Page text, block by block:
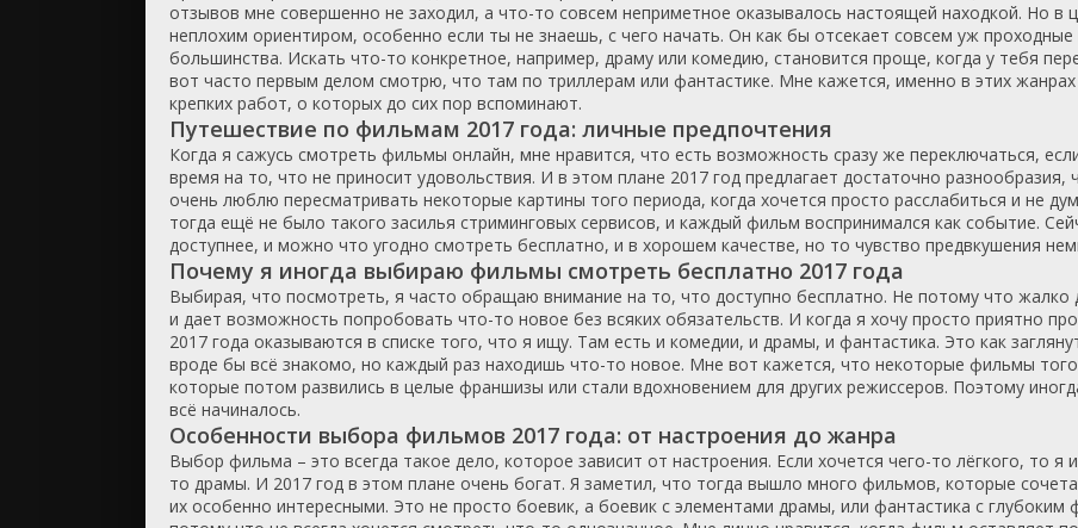
Нидерланды
Новая Зеландия
Норвегия
Панама
Парагвай
Польша
Португалия
Сербия
Сирия
Словакия
Словения
Таиланд
Турция
Украина
Уругвай
1990
1991
1992
1995
1996
1997
1998
1999
2000
2001
2002
2005
2006
2022
2023
2024
отзывов мне совершенно не заходил, а что-то совсем неприметное оказывалось настоящей находкой. Но в
неплохим ориентиром, особенно если ты не знаешь, с чего начать. Он как бы отсекает совсем уж
большинства. Искать что-то конкретное, например, драму или комедию, становится проще, когда у тебя
вот часто первым делом смотрю, что там по триллерам или фантастике. Мне кажется, именно в этих жанрах
крепких работ, о которых до сих пор вспоминают.
Путешествие по фильмам 2017 года: личные предпочтения
Когда я сажусь смотреть фильмы онлайн, мне нравится, что есть возможность сразу же переключаться,
время на то, что не приносит удовольствия. И в этом плане 2017 год предлагает достаточно
очень люблю пересматривать некоторые картины того периода, когда хочется просто расслабиться и не
тогда ещё не было такого засилья стриминговых сервисов, и каждый фильм воспринимался как событие.
доступнее, и можно что угодно смотреть бесплатно, и в хорошем качестве, но то чувство предвкушения
Почему я иногда выбираю фильмы смотреть бесплатно 2017 года
Выбирая, что посмотреть, я часто обращаю внимание на то, что доступно бесплатно. Не потому что жалко
и дает возможность попробовать что-то новое без всяких обязательств. И когда я хочу просто приятно
2017 года оказываются в списке того, что я ищу. Там есть и комедии, и драмы, и фантастика. Это как
вроде бы всё знакомо, но каждый раз находишь что-то новое. Мне вот кажется, что некоторые фильмы
которые потом развились в целые франшизы или стали вдохновением для других режиссеров. Поэтому
всё начиналось.
Особенности выбора фильмов 2017 года: от настроения до жанра
Выбор фильма – это всегда такое дело, которое зависит от настроения. Если хочется чего-то лёгкого, то я
то драмы. И 2017 год в этом плане очень богат. Я заметил, что тогда вышло много фильмов, которые
их особенно интересными. Это не просто боевик, а боевик с элементами драмы, или фантастика с